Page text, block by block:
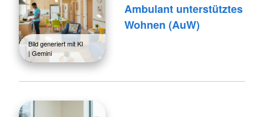
Bild generiert mit KI
| Gemini
Ambulant unterstütztes
Wohnen (AuW)